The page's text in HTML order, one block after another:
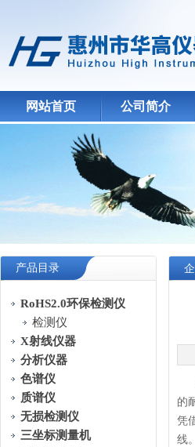
网站首页 公司简介
产品目录
RoHS2.0环保检测仪
检测仪
X射线仪器
分析仪器
色谱仪
质谱仪
无损检测仪
三坐标测量机
的
凭
线。